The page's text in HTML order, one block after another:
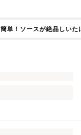
簡単！ソースが絶品しいた